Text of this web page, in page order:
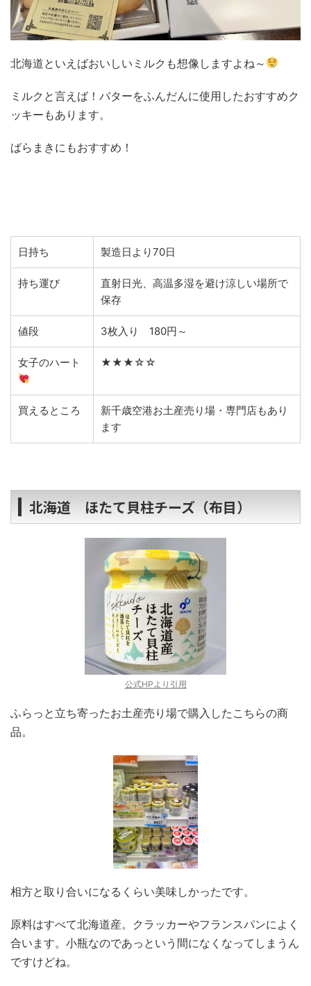
北海道といえばおいしいミルクも想像しますよね～
ミルクと言えば！バターをふんだんに使用したおすすめク
ッキーもあります。
ばらまきにもおすすめ！
日持ち 製造日より70日
持ち運び
直射日光、高温多湿を避け涼しい場所で
保存
値段 3枚入り 180円～
女子のハート ★★★☆☆
買えるところ
新千歳空港お土産売り場・専門店もあり
ます
北海道 ほたて貝柱チーズ（布目）
公式HPより引用
ふらっと立ち寄ったお土産売り場で購入したこちらの商
品。
相方と取り合いになるくらい美味しかったです。
原料はすべて北海道産。クラッカーやフランスパンによく
合います。小瓶なのであっという間になくなってしまうん
ですけどね。